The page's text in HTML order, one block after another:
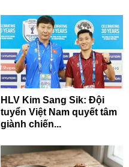
HLV Kim Sang Sik: Đội
tuyển Việt Nam quyết tâm
giành chiến...